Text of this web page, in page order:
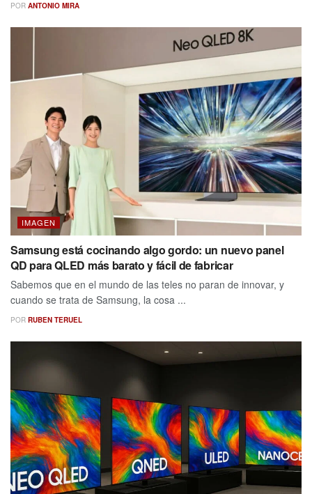
POR ANTONIO MIRA
IMAGEN
Samsung está cocinando algo gordo: un nuevo panel
QD para QLED más barato y fácil de fabricar
Sabemos que en el mundo de las teles no paran de innovar, y
cuando se trata de Samsung, la cosa ...
POR RUBEN TERUEL